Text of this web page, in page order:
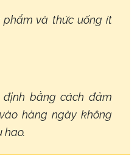
và thức uống ít
bằng cách đảm
hàng ngày không
hao.